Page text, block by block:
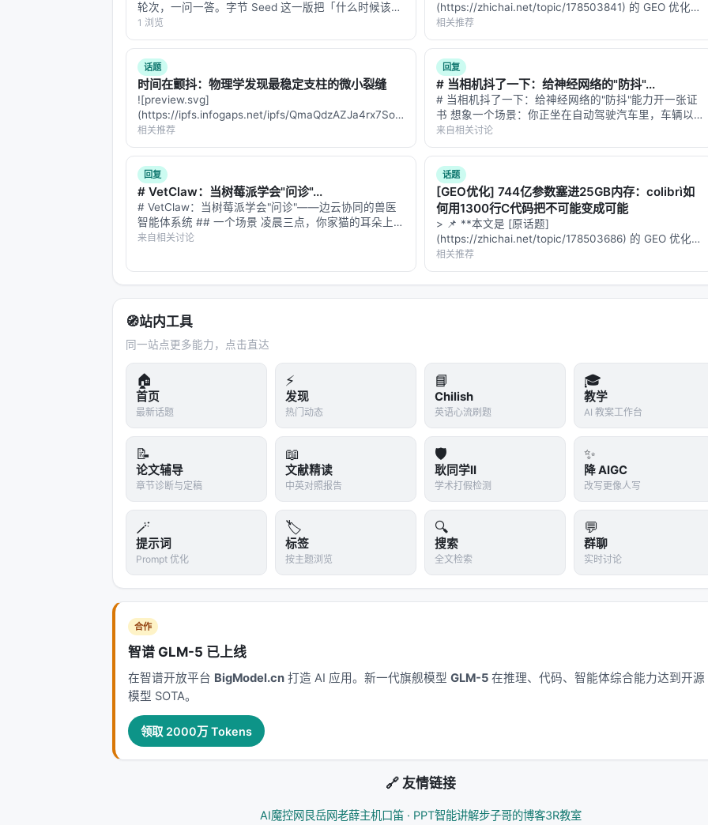
Agent-X: Evaluating Deep Multimodal Reasoning in Vision-Centric Agenti…
AgentBoard: An Analytical Evaluation Board of Multi-turn LLM Agents, D…
参考文献
原文：InfoDeepDeek emergntmind. arXiv / 出版源见链接。
---
深度分析附录
技术脉络定位
本工作处于 information_retrieval与大规模搜索/推荐系统交叉地带。从系统视角看，它回应的是「如
何在 LLM 时代重新分配检索、排序、生成与工具调用的职责边界」这一核心问题。若将经典搜索栈比作
漏斗：召回负责覆盖，精排负责判别，生成负责呈现；而 LLM 时代的新增变量是推理预算与行动空间
相关工作纵览
神经信息检索经历从 BM25 到 BERT 交叉编码器、双塔稠密检索、late interaction、再到生成式检索与
LLM 代理的演进。每一代方法都在
效率-效果-可维护性三角中寻找平衡。稠密检索以近似最近邻搜索
现毫秒级召回，但对领域迁移与长尾查询敏感；交叉编码器精度高但无法预计算文档表示；生成式方法
少级联误差却面临索引更新难题。 在推荐侧，从矩阵分解、深度 CTR、序列 Transformer 到 LLM 指令
跟随与生成式推荐（Gen-Rec），核心矛盾在于：用户行为稀疏、物品_catalog_巨大、且业务目标多维
权衡。LLM 提供语义先验与冷启动能力，但线上推理成本与幻觉风险要求谨慎的系统设计。 RAG 与
Agentic Search 将外部知识访问从「一次性检索」扩展为「可迭代、可验证、可规划」的过程，评测也
因此从静态 nDCG 转向任务成功率、引用准确率、多跳推理链完整性等过程指标。
工程落地检查清单
| 检查项 | 问题 | 建议 | |--------|------|------| | 数据 | 训练/索引是否含 PII？版本如何管理？ | 分区索
询、异步重排 | | 质量 | 离线提升是否转化为线上 CTR/满意度？ | 交错实验、人工审计样本、引用校验 |
| 安全 | 开放检索是否引入投毒/偏见？ | 来源白名单、对抗检测、输出过滤 | | 成本 | 每查询 token 与
GPU 占用？ | 路由小模型、蒸馏、稀疏+稠密混合 |
从摘要到实现的鸿沟
论文摘要往往强调最优指标，但工程团队需额外评估：索引更新频率、embedding 版本兼容、线上 A/B
的灵敏度、以及失败模式（空检索、错误工具调用、过度生成）。建议读者将本文与同类 Survey、开源
实现（如 RankLLM、Open Deep Research）及工业博客一并阅读，形成「论文创新点 — 开源复现 —
轮次，一问一答。字节 Seed 这一版把「什么时候该说
话」塞进了模型自己脑子里。 8 月 5 日 字节 Seed 发
布 SeedRealtime，原生音视频全双工大模型。它把音
频、视频、…
1 浏览
(https://zhichai.net/topic/178503841) 的 GEO 优化版
本**——标题改为问题驱动式，增强结构化数据和
FAQ，便于 AI 引擎引用。 > **一句话结论**：本文解
析「…
相关推荐
话题
时间在颤抖：物理学发现最稳定支柱的微小裂缝
![preview.svg]
(https://ipfs.infogaps.net/ipfs/QmaQdzAZJa4rx7SobgH8hKS3GQKvGEb4mSTq8PsExeZRVZ?
filename=preview.svg) ## 一…
相关推荐
回复
# 当相机抖了一下：给神经网络的"防抖"...
# 当相机抖了一下：给神经网络的"防抖"能力开一张证
书 想象一个场景：你正坐在自动驾驶汽车里，车辆以
120公里的时速驶过一段颠簸的山路。突然，路标上有
一个"前方施工"的警告。但就在这一瞬间，车身剧烈颠
簸，车载摄像头的画面糊成了一团——这个…
来自相关讨论
回复
# VetClaw：当树莓派学会"问诊"...
# VetClaw：当树莓派学会"问诊"——边云协同的兽医
智能体系统 ## 一个场景 凌晨三点，你家猫的耳朵上出
现了一块红斑。宠物医院关门了，Google 搜索"猫耳朵
来自相关讨论
话题
[GEO优化] 744亿参数塞进25GB内存：colibrì如
何用1300行C代码把不可能变成可能
> 📌 **本文是 [原话题]
(https://zhichai.net/topic/178503686) 的 GEO 优化版
本**——标题改为问题驱动式，增强结构化数据和
FAQ，便于 AI 引擎引用。 > **一句话结论**：本文解
析「…
相关推荐
🧭站内工具
同一站点更多能力，点击直达
🏠
首页
最新话题
⚡
发现
热门动态
📘
Chilish
英语心流刷题
🎓
教学
AI 教案工作台
📝
论文辅导
章节诊断与定稿
📖
文献精读
中英对照报告
🛡️
耿同学II
学术打假检测
✨
降 AIGC
改写更像人写
🪄
提示词
Prompt 优化
🏷️
标签
按主题浏览
🔍
搜索
全文检索
💬
群聊
实时讨论
合作
智谱 GLM-5 已上线
在智谱开放平台 BigModel.cn 打造 AI 应用。新一代旗舰模型 GLM-5 在推理、代码、智能体综合能力达到开源
模型 SOTA。
领取 2000万 Tokens
🔗 友情链接
AI魔控网 艮岳网老薛主机口笛 · PPT智能讲解步子哥的博客3R教室